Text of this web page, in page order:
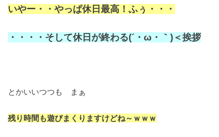
いやー・・やっぱ休日最高！ふぅ ・・・
・・・・そして休日が終わる(´・ω・｀)＜挨拶
とかいいつつも まぁ
残り時間も遊びまくりますけどね～ｗｗｗ